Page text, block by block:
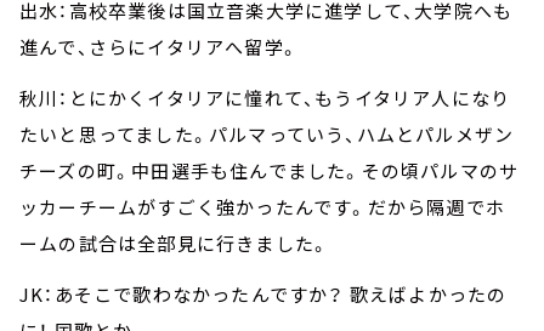
出水：高校卒業後は国立音楽大学に進学して、大学院へも
進んで、さらにイタリアへ留学。
秋川：とにかくイタリアに憧れて、もうイタリア人になり
たいと思ってました。パルマっていう、ハムとパルメザン
チーズの町。中田選手も住んでました。その頃パルマのサ
ッカーチームがすごく強かったんです。だから隔週でホ
ームの試合は全部見に行きました。
JK：あそこで歌わなかったんですか？ 歌えばよかったの